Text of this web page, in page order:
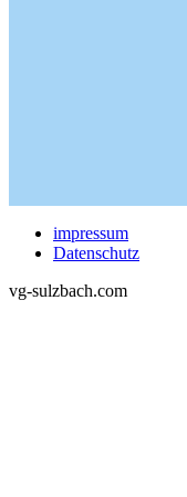
impressum
Datenschutz
vg-sulzbach.com